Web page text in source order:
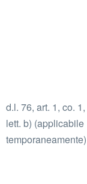
d.l. 76, art. 1, co. 1,
lett. b) (applicabile
temporaneamente)